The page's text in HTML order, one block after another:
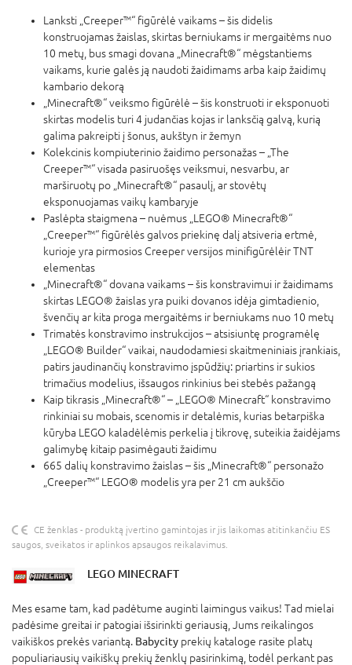
Lanksti „Creeper™“ figūrėlė vaikams – šis didelis
konstruojamas žaislas, skirtas berniukams ir mergaitėms nuo
10 metų, bus smagi dovana „Minecraft®“ mėgstantiems
vaikams, kurie galės ją naudoti žaidimams arba kaip žaidimų
kambario dekorą
„Minecraft®“ veiksmo figūrėlė – šis konstruoti ir eksponuoti
skirtas modelis turi 4 judančias kojas ir lanksčią galvą, kurią
galima pakreipti į šonus, aukštyn ir žemyn
Kolekcinis kompiuterinio žaidimo personažas – „The
Creeper™“ visada pasiruošęs veiksmui, nesvarbu, ar
marširuotų po „Minecraft®“ pasaulį, ar stovėtų
eksponuojamas vaikų kambaryje
Paslėpta staigmena – nuėmus „LEGO® Minecraft®“
„Creeper™“ figūrėlės galvos priekinę dalį atsiveria ertmė,
kurioje yra pirmosios Creeper versijos minifigūrėlėir TNT
elementas
„Minecraft®“ dovana vaikams – šis konstravimui ir žaidimams
skirtas LEGO® žaislas yra puiki dovanos idėja gimtadienio,
švenčių ar kita proga mergaitėms ir berniukams nuo 10 metų
Trimatės konstravimo instrukcijos – atsisiuntę programėlę
„LEGO® Builder“ vaikai, naudodamiesi skaitmeniniais įrankiais,
patirs jaudinančių konstravimo įspūdžių: priartins ir sukios
trimačius modelius, išsaugos rinkinius bei stebės pažangą
Kaip tikrasis „Minecraft®“ – „LEGO® Minecraft“ konstravimo
rinkiniai su mobais, scenomis ir detalėmis, kurias betarpiška
kūryba LEGO kaladėlėmis perkelia į tikrovę, suteikia žaidėjams
galimybę kitaip pasimėgauti žaidimu
665 dalių konstravimo žaislas – šis „Minecraft®“ personažo
„Creeper™“ LEGO® modelis yra per 21 cm aukščio
CE ženklas - produktą įvertino gamintojas ir jis laikomas atitinkančiu ES
saugos, sveikatos ir aplinkos apsaugos reikalavimus.
LEGO MINECRAFT
Mes esame tam, kad padėtume auginti laimingus vaikus! Tad mielai
padėsime greitai ir patogiai išsirinkti geriausią, Jums reikalingos
vaikiškos prekės variantą. Babycity prekių kataloge rasite platų
populiariausių vaikiškų prekių ženklų pasirinkimą, todėl perkant pas